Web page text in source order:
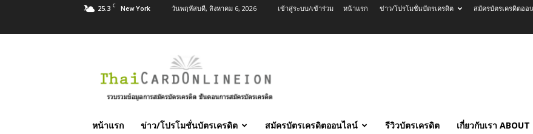
25.3 C New York วันพฤหัสบดี, สิงหาคม 6, 2026 เข้าสู่ระบบ/เข้าร่วม หน้าแรก ข่าว/โปรโมชั่นบัตรเครดิต สมัครบัตรเครดิตออ
เครดิต
บัตร
เงินสด
หน้าแรก ข่าว/โปรโมชั่นบัตรเครดิต สมัครบัตรเครดิตออนไลน์ รีวิวบัตรเครดิต เกี่ยวกับเรา ABOUT